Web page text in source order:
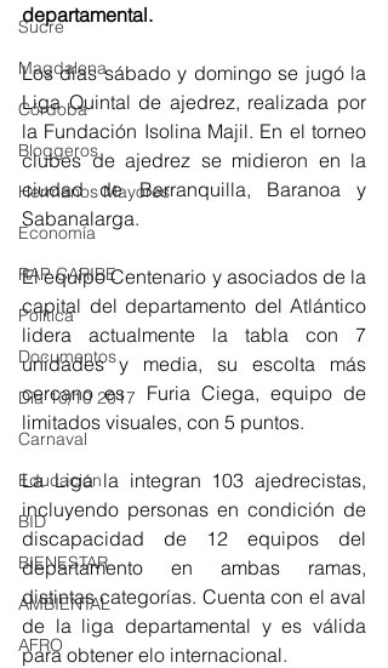
Sucre
Magdalena
Córdoba
Bloggeros
Hermanos Mayores
Economía
RAP CARIBE
Política
Documentos
Día 10/10 2017
Carnaval
Educación
BID
BIENESTAR
AMBIENTAL
AFRO
departamental.
Los días sábado y domingo se jugó la
Liga Quintal de ajedrez, realizada por
la Fundación Isolina Majil. En el torneo
clubes de ajedrez se midieron en la
ciudad de Barranquilla, Baranoa y
Sabanalarga.
El equipo Centenario y asociados de la
capital del departamento del Atlántico
lidera actualmente la tabla con 7
unidades y media, su escolta más
cercano es  Furia Ciega, equipo de
limitados visuales, con 5 puntos.
La Liga la integran 103 ajedrecistas,
incluyendo personas en condición de
discapacidad de 12 equipos del
departamento en ambas ramas,
distintas categorías. Cuenta con el aval
de la liga departamental y es válida
para obtener elo internacional.